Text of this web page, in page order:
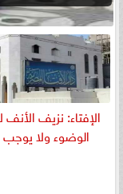
الإفتاء: نزيف
الوضوء ولا يوجب